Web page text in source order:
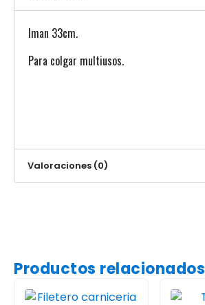
Iman 33cm.
Para colgar multiusos.
Valoraciones (0)
Productos relacionados